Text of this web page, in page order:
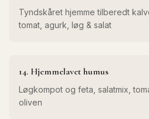
Tyndskåret hjemme tilberedt
tomat, agurk, løg & salat
14. Hjemmelavet humus
Løgkompot og feta, salatmix,
oliven